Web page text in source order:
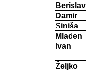
Berislav
Damir
Siniša
Mladen
Ivan
Željko